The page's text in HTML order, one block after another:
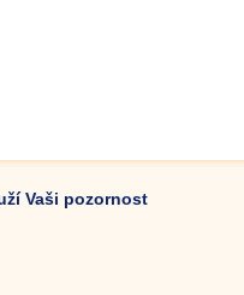
Vaši pozornost